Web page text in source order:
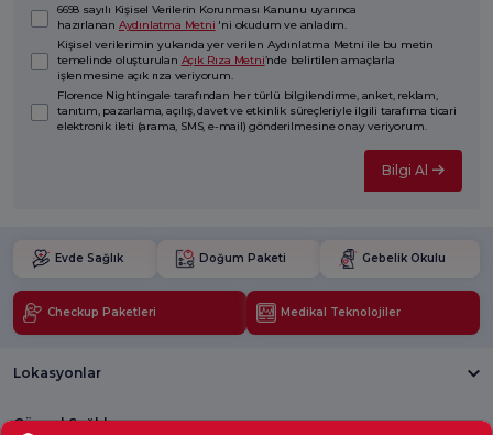
6698 sayılı Kişisel Verilerin Korunması Kanunu uyarınca
hazırlanan Aydınlatma Metni 'ni okudum ve anladım.
Kişisel verilerimin yukarıda yer verilen Aydınlatma Metni ile bu metin
temelinde oluşturulan Açık Rıza Metni’nde belirtilen amaçlarla
işlenmesine açık rıza veriyorum.
Florence Nightingale tarafından her türlü bilgilendirme, anket, reklam,
tanıtım, pazarlama, açılış, davet ve etkinlik süreçleriyle ilgili tarafıma ticari
elektronik ileti (arama, SMS, e-mail) gönderilmesine onay veriyorum.
Bilgi Al
Evde Sağlık Doğum Paketi Gebelik Okulu
Checkup Paketleri Medikal Teknolojiler
Lokasyonlar
Güncel Sağlık